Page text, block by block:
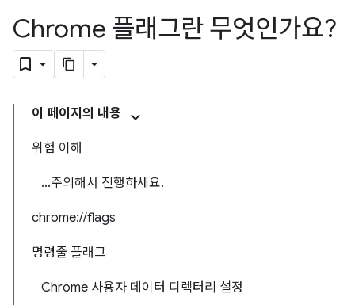
Chrome 플래그란 무엇인가요?
이 페이지의 내용
위험 이해
...주의해서 진행하세요.
chrome://flags
명령줄 플래그
Chrome 사용자 데이터 디렉터리 설정